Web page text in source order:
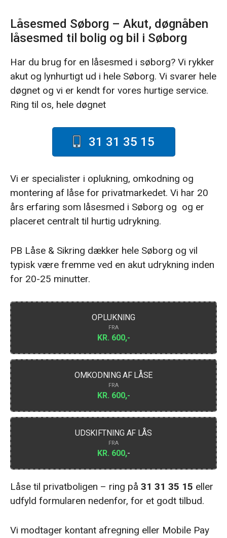
Låsesmed Søborg – Akut, døgnåben
låsesmed til bolig og bil i Søborg
Har du brug for en låsesmed i søborg? Vi rykker
akut og lynhurtigt ud i hele Søborg. Vi svarer hele
døgnet og vi er kendt for vores hurtige service.
Ring til os, hele døgnet
31 31 35 15
Vi er specialister i oplukning, omkodning og
montering af låse for privatmarkedet. Vi har 20
års erfaring som låsesmed i Søborg og og er
placeret centralt til hurtig udrykning.
PB Låse & Sikring dækker hele Søborg og vil
typisk være fremme ved en akut udrykning inden
for 20-25 minutter.
OPLUKNING
FRA
KR. 600,-
OMKODNING AF LÅSE
FRA
KR. 600,-
UDSKIFTNING AF LÅS
FRA
KR. 600,-
Låse til privatboligen – ring på 31 31 35 15 eller
udfyld formularen nedenfor, for et godt tilbud.
Vi modtager kontant afregning eller Mobile Pay